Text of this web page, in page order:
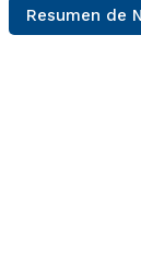
Resumen de